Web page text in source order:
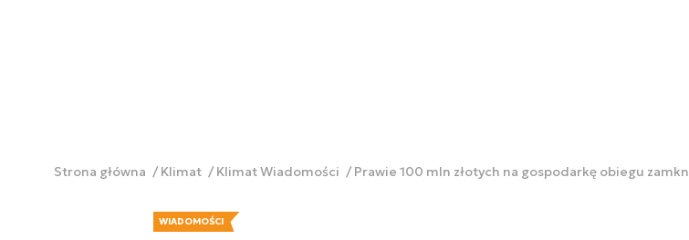
Strona główna Klimat Klimat Wiadomości Prawie 100 mln złotych na gospodarkę obiegu
WIADOMOŚCI